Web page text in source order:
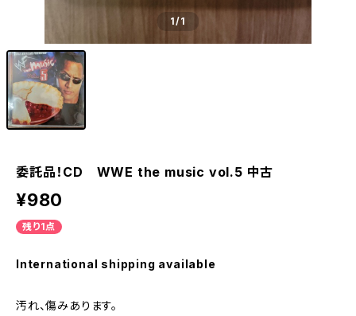
1/1
委託品！CD WWE the music vol.5 中古
¥980
残り1点
International shipping available
汚れ、傷みあります。